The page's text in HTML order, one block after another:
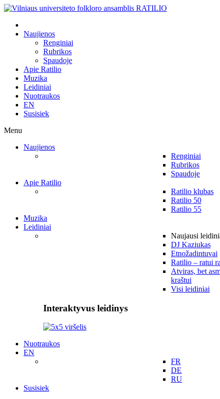
Naujienos
Renginiai
Rubrikos
Spaudoje
Apie Ratilio
Muzika
Leidiniai
Nuotraukos
EN
Susisiek
Menu
Naujienos
Renginiai
Rubrikos
Spaudoje
Apie Ratilio
Ratilio klubas
Ratilio 50
Ratilio 55
Muzika
Leidiniai
Naujausi
DJ Kaziukas
Etnožadintuvai
Ratilio – ratui
Atviras, bet
kraštui
Visi leidiniai
Interaktyvus leidinys
Nuotraukos
EN
FR
DE
RU
Susisiek